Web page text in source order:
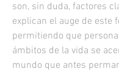
son, sin duda, factores
explican el auge de este
permitiendo que
ámbitos de la vida se
mundo que antes